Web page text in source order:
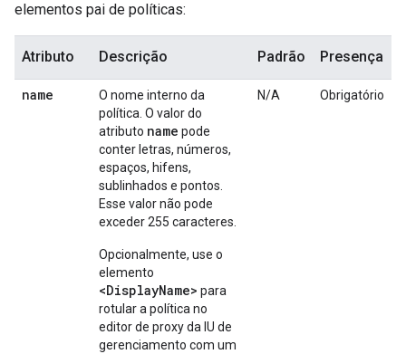
elementos pai de políticas:
Atributo Descrição Padrão Presença
name
O nome interno da
política. O valor do
atributo name pode
conter letras, números,
espaços, hifens,
sublinhados e pontos.
Esse valor não pode
exceder 255 caracteres.
Opcionalmente, use o
elemento
<DisplayName> para
rotular a política no
editor de proxy da IU de
gerenciamento com um
N/A Obrigatório